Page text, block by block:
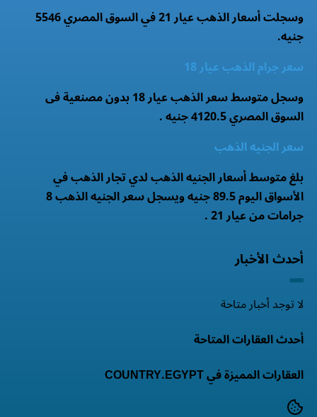
وسجلت أسعار الذهب عيار 21 في السوق المصري 5546
جنيه.
سعر جرام الذهب عيار 18
وسجل متوسط سعر الذهب عيار 18 بدون مصنعية فى
السوق المصري 4120.5 جنيه .
سعر الجنيه الذهب
بلغ متوسط أسعار الجنيه الذهب لدي تجار الذهب في
الأسواق اليوم 89.5 جنيه ويسجل سعر الجنيه الذهب 8
جرامات من عيار 21 .
أحدث الأخبار
لا توجد أخبار متاحة
أحدث العقارات المتاحة
العقارات المميزة في COUNTRY.EGYPT